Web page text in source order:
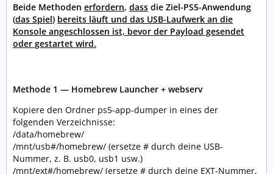
Beide Methoden erfordern, dass die Ziel-PS5-Anwendung
(das Spiel) bereits läuft und das USB-Laufwerk an die
Konsole angeschlossen ist, bevor der Payload gesendet
oder gestartet wird.
Methode 1 — Homebrew Launcher + webserv
Kopiere den Ordner ps5-app-dumper in eines der
folgenden Verzeichnisse:
/data/homebrew/
/mnt/usb#/homebrew/ (ersetze # durch deine USB-
Nummer, z. B. usb0, usb1 usw.)
/mnt/ext#/homebrew/ (ersetze # durch deine EXT-Nummer,